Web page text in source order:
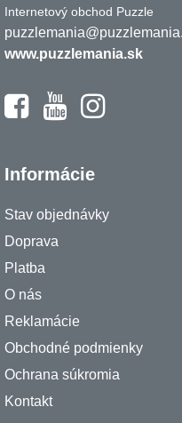
Internetový obchod Puzzle
www.puzzlemania.sk
Informácie
Stav objednávky
Doprava
Platba
O nás
Reklamácie
Obchodné podmienky
Ochrana súkromia
Kontakt